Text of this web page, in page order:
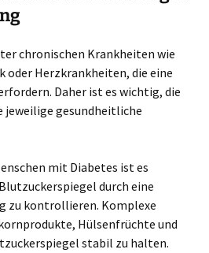
chronischen Krankheiten wie
oder Herzkrankheiten, die eine
Daher ist es wichtig, die
jeweilige gesundheitliche
mit Diabetes ist es
durch eine
zu kontrollieren. Komplexe
Hülsenfrüchte und
stabil zu halten.